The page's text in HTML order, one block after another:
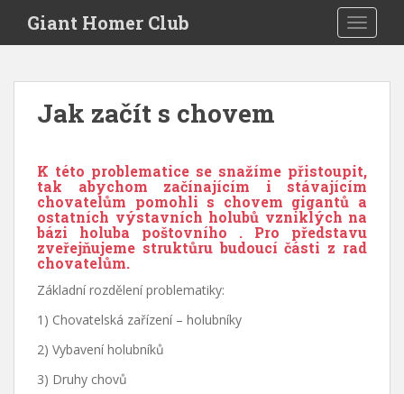
i
Giant Homer Club
Jak začít s chovem
K této problematice se snažíme přistoupit,
tak abychom začínajícím i stávajícím
chovatelům pomohli s chovem gigantů a
ostatních výstavních holubů vzniklých na
bázi holuba poštovního . Pro představu
zveřejňujeme struktůru budoucí části z rad
chovatelům.
Základní rozdělení problematiky:
1) Chovatelská zařízení – holubníky
2) Vybavení holubníků
3) Druhy chovů